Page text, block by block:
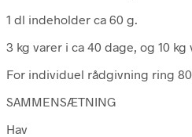
1 dl indeholder ca 60 g.
3 kg varer i ca 40 dage, og 10 kg
For individuel rådgivning ring
SAMMENSÆTNING
Hav